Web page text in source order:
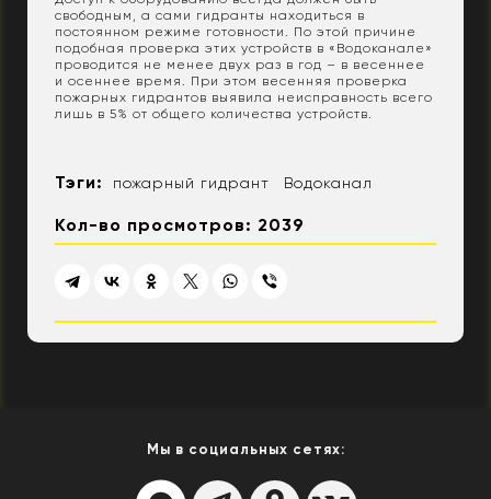
свободным, а сами гидранты находиться в
постоянном режиме готовности. По этой причине
подобная проверка этих устройств в «Водоканале»
проводится не менее двух раз в год – в весеннее
и осеннее время. При этом весенняя проверка
пожарных гидрантов выявила неисправность всего
лишь в 5% от общего количества устройств.
Тэги: пожарный гидрант Водоканал
Кол-во просмотров: 2039
Мы в социальных сетях: